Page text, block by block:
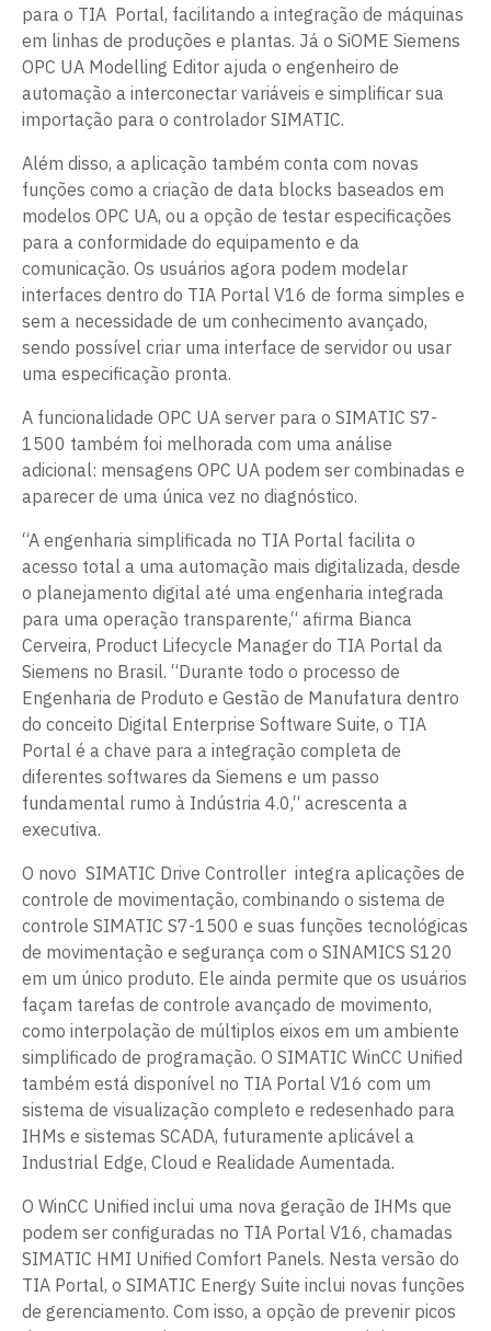
para o TIA Portal, facilitando a integração de máquinas
em linhas de produções e plantas. Já o SiOME Siemens
OPC UA Modelling Editor ajuda o engenheiro de
automação a interconectar variáveis e simplificar sua
importação para o controlador SIMATIC.
Além disso, a aplicação também conta com novas
funções como a criação de data blocks baseados em
modelos OPC UA, ou a opção de testar especificações
para a conformidade do equipamento e da
comunicação. Os usuários agora podem modelar
interfaces dentro do TIA Portal V16 de forma simples e
sem a necessidade de um conhecimento avançado,
sendo possível criar uma interface de servidor ou usar
uma especificação pronta.
A funcionalidade OPC UA server para o SIMATIC S7-
1500 também foi melhorada com uma análise
adicional: mensagens OPC UA podem ser combinadas e
aparecer de uma única vez no diagnóstico.
“A engenharia simplificada no TIA Portal facilita o
acesso total a uma automação mais digitalizada, desde
o planejamento digital até uma engenharia integrada
para uma operação transparente,“ afirma Bianca
Cerveira, Product Lifecycle Manager do TIA Portal da
Siemens no Brasil. “Durante todo o processo de
Engenharia de Produto e Gestão de Manufatura dentro
do conceito Digital Enterprise Software Suite, o TIA
Portal é a chave para a integração completa de
diferentes softwares da Siemens e um passo
fundamental rumo à Indústria 4.0,“ acrescenta a
executiva.
O novo SIMATIC Drive Controller integra aplicações de
controle de movimentação, combinando o sistema de
controle SIMATIC S7-1500 e suas funções tecnológicas
de movimentação e segurança com o SINAMICS S120
em um único produto. Ele ainda permite que os usuários
façam tarefas de controle avançado de movimento,
como interpolação de múltiplos eixos em um ambiente
simplificado de programação. O SIMATIC WinCC Unified
também está disponível no TIA Portal V16 com um
sistema de visualização completo e redesenhado para
IHMs e sistemas SCADA, futuramente aplicável a
Industrial Edge, Cloud e Realidade Aumentada.
O WinCC Unified inclui uma nova geração de IHMs que
podem ser configuradas no TIA Portal V16, chamadas
SIMATIC HMI Unified Comfort Panels. Nesta versão do
TIA Portal, o SIMATIC Energy Suite inclui novas funções
de gerenciamento. Com isso, a opção de prevenir picos